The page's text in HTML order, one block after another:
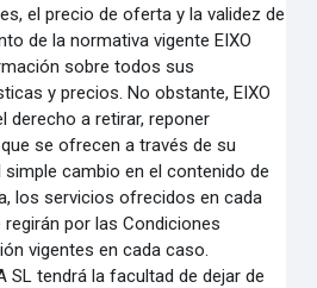
el precio deoferta y la validez de
de la normativa vigente EIXO
sobre todos sus
y precios. No obstante, EIXO
derecho a retirar, reponer
se ofrecen a través de su
simple cambio en elcontenido de
los servicios ofrecidos en cada
regirán porlas Condiciones
vigentes en cada caso.
SL tendrá lafacultad de dejar de